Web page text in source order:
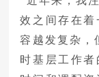
效之间存在
容越发复杂，
时基层工作